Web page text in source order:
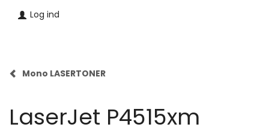
Log ind
Mono LASERTONER
LaserJet P4515xm